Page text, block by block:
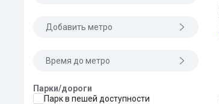
Добавить метро
Время до метро
Парки/дороги
Парк в пешей доступности